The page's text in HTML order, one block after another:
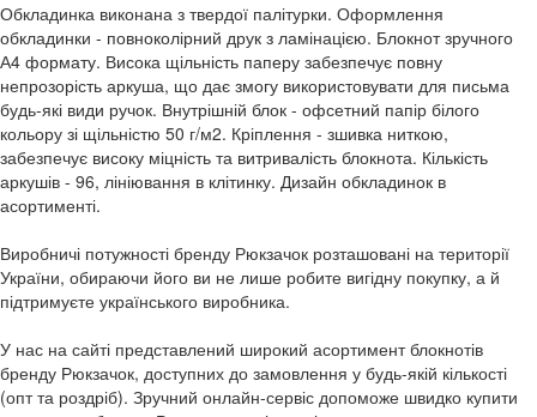
Обкладинка виконана з твердої палітурки. Оформлення
обкладинки - повноколірний друк з ламінацією. Блокнот зручного
А4 формату. Висока щільність паперу забезпечує повну
непрозорість аркуша, що дає змогу використовувати для письма
будь-які види ручок. Внутрішній блок - офсетний папір білого
кольору зі щільністю 50 г/м2. Кріплення - зшивка ниткою,
забезпечує високу міцність та витривалість блокнота. Кількість
аркушів - 96, лініювання в клітинку. Дизайн обкладинок в
асортименті.
Виробничі потужності бренду Рюкзачок розташовані на території
України, обираючи його ви не лише робите вигідну покупку, а й
підтримуєте українського виробника.
У нас на сайті представлений широкий асортимент блокнотів
бренду Рюкзачок, доступних до замовлення у будь-якій кількості
(опт та роздріб). Зручний онлайн-сервіс допоможе швидко купити